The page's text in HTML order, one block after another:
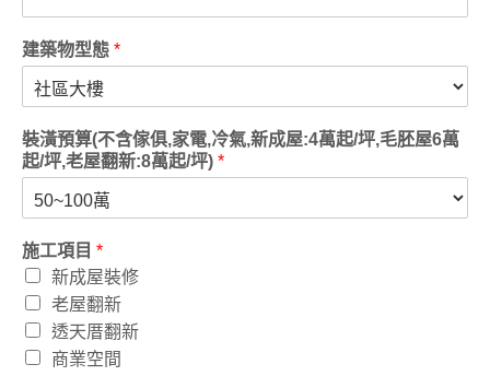
建築物型態 *
裝潢預算(不含傢俱,家電,冷氣,新成屋:4萬起/坪,毛胚屋6萬
起/坪,老屋翻新:8萬起/坪) *
施工項目 *
新成屋裝修
老屋翻新
透天厝翻新
商業空間